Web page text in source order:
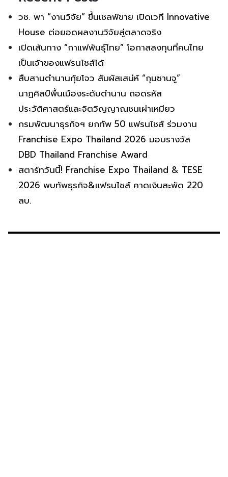
วช. พา “งานวิจัย” ขึ้นเชลฟ์ขาย เปิดเวที Innovative
House ต่อยอดผลงานวิจัยสู่ตลาดจริง
เปิดเส้นทาง “กาแฟพันธุ์ไทย” โอกาสลงทุนที่คนไทย
เป็นเจ้าของแฟรนไชส์ได้
สืบสานตำนานกุ้ยโจว สัมผัสเสน่ห์ “กุนซานจู”
นาฏศิลป์พื้นเมืองระดับตำนาน ถอดรหัส
ประวัติศาสตร์และจิตวิญญาณชนเผ่าเหมียว
กรมพัฒนาธุรกิจฯ ยกทัพ 50 แฟรนไชส์ ร่วมงาน
Franchise Expo Thailand 2026 มอบรางวัล
DBD Thailand Franchise Award
สตาร์ทวันนี้! Franchise Expo Thailand & TESE
2026 พบทัพธุรกิจ&แฟรนไชส์ คาดเงินสะพัด 220
ลบ.